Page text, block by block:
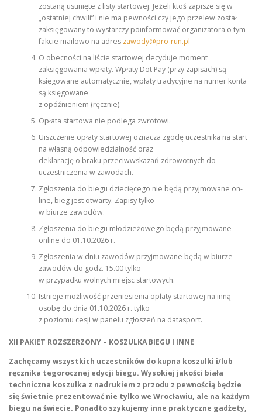
zostaną usunięte z listy startowej. Jeżeli ktoś zapisze się w
„ostatniej chwili” i nie ma pewności czy jego przelew został
zaksięgowany to wystarczy poinformować organizatora o tym
fakcie mailowo na adres zawody@pro-run.pl
O obecności na liście startowej decyduje moment
zaksięgowania wpłaty. Wpłaty Dot Pay (przy zapisach) są
księgowane automatycznie, wpłaty tradycyjne na numer konta
są księgowane
z opóźnieniem (ręcznie).
Opłata startowa nie podlega zwrotowi.
Uiszczenie opłaty startowej oznacza zgodę uczestnika na start
na własną odpowiedzialność oraz
deklarację o braku przeciwwskazań zdrowotnych do
uczestniczenia w zawodach.
Zgłoszenia do biegu dziecięcego nie będą przyjmowane on-
line, bieg jest otwarty. Zapisy tylko
w biurze zawodów.
Zgłoszenia do biegu młodzieżowego będą przyjmowane
online do 01.10.2026 r.
Zgłoszenia w dniu zawodów przyjmowane będą w biurze
zawodów do godz. 15.00 tylko
w przypadku wolnych miejsc startowych.
Istnieje możliwość przeniesienia opłaty startowej na inną
osobę do dnia 01.10.2026 r. tylko
z poziomu cesji w panelu zgłoszeń na datasport.
XII PAKIET ROZSZERZONY – KOSZULKA BIEGU I INNE
Zachęcamy wszystkich uczestników do kupna koszulki i/lub
ręcznika tegorocznej edycji biegu. Wysokiej jakości biała
techniczna koszulka z nadrukiem z przodu z pewnością będzie
się świetnie prezentować nie tylko we Wrocławiu, ale na każdym
biegu na świecie. Ponadto szykujemy inne praktyczne gadżety,